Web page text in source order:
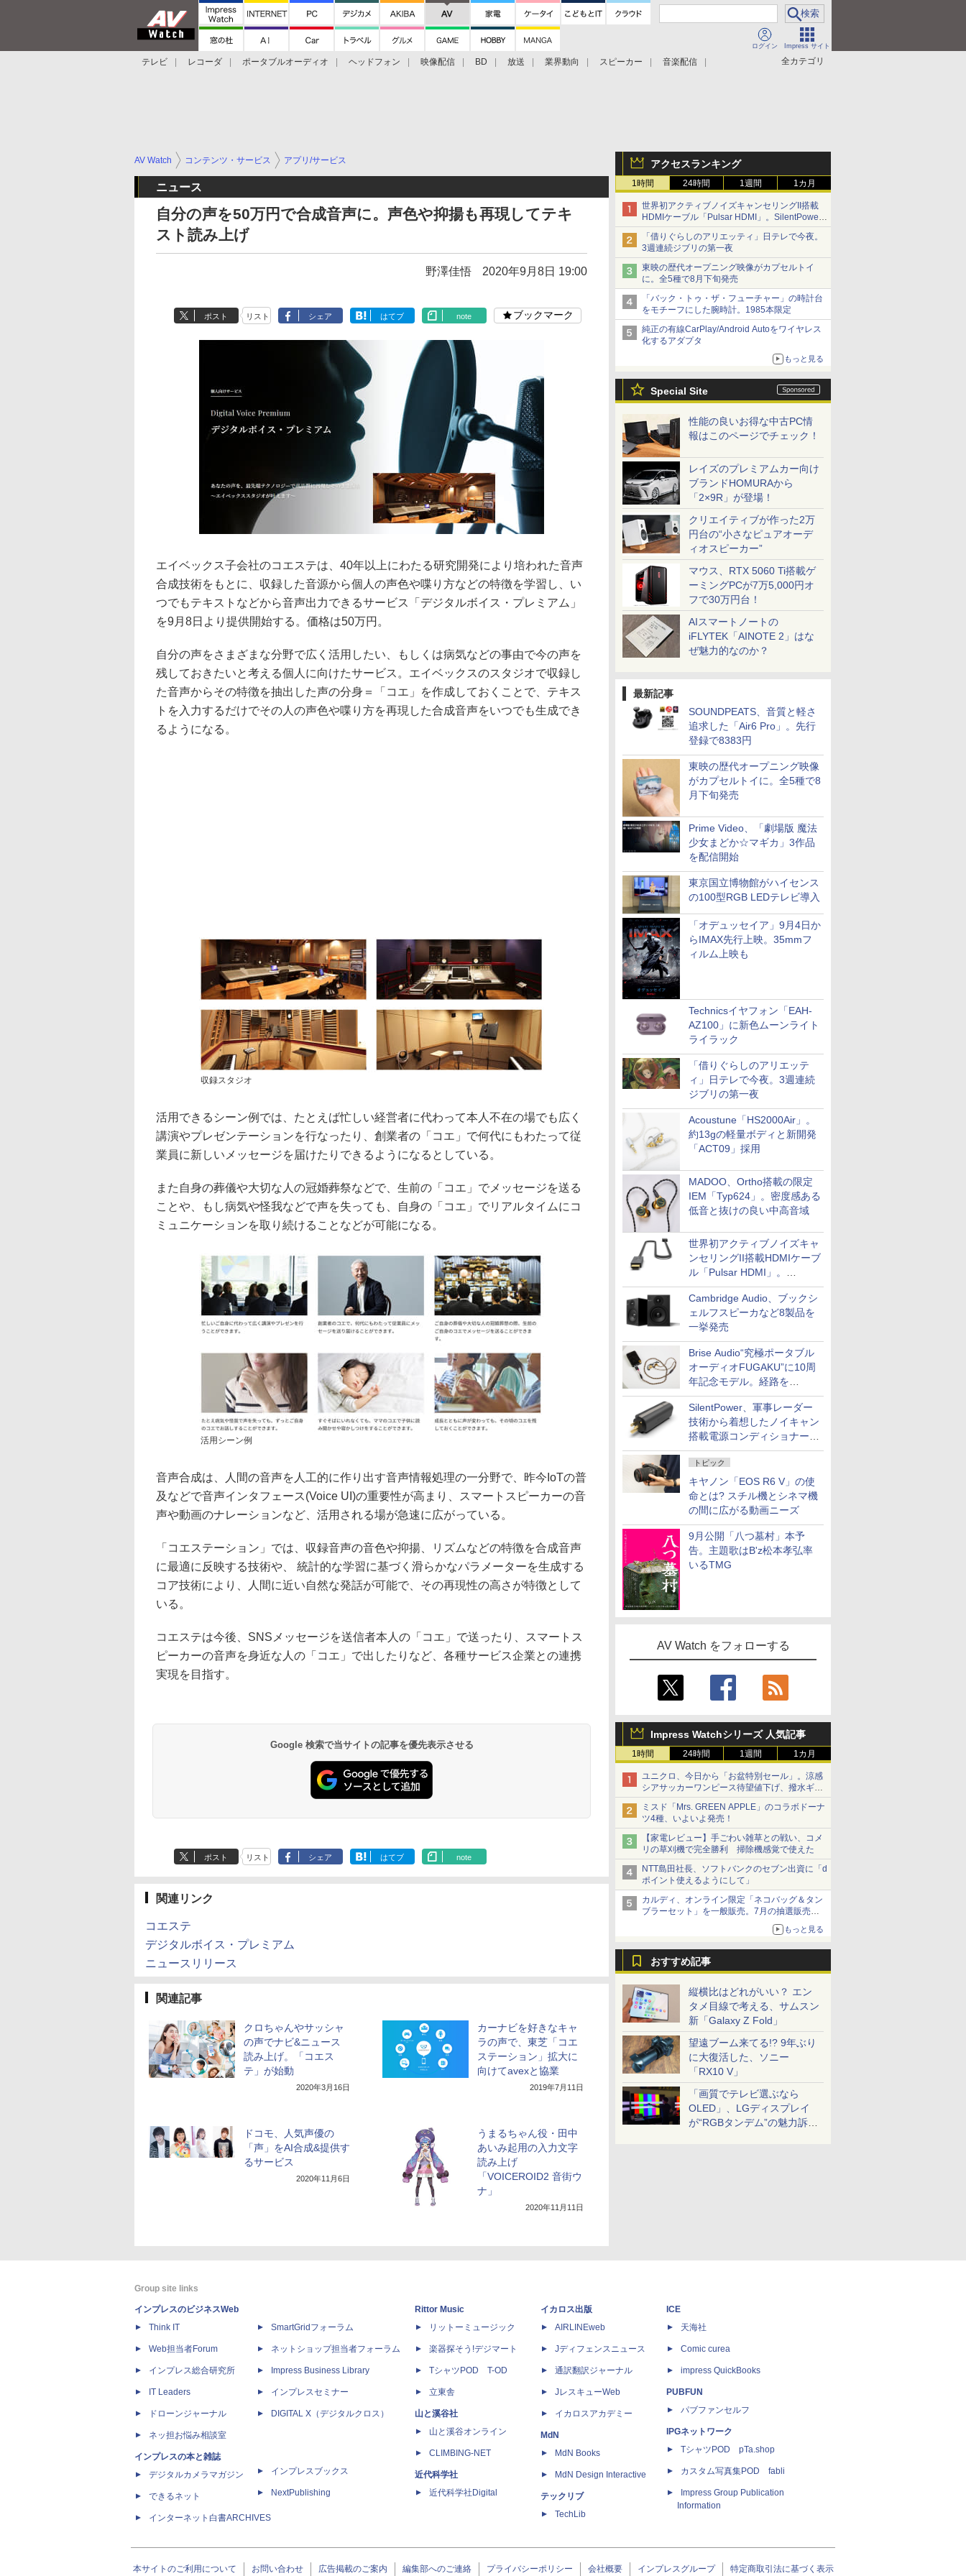
ログイン Impress サイト
全カテゴリ
テレビ レコーダ ポータブルオーディオ ヘッドフォン 映像配信 BD 放送 業界動向 スピーカー
音楽配信
アクセスランキング
1時間 24時間 1週間 1カ月
世界初アクティブノイズキャンセリングII搭載
HDMIケーブル「Pulsar HDMI」。SilentPower
から
「借りぐらしのアリエッティ」日テレで今夜。
3週連続ジブリの第一夜
東映の歴代オープニング映像がカプセルトイ
に。全5種で8月下旬発売
「バック・トゥ・ザ・フューチャー」の時計台
をモチーフにした腕時計。1985本限定
純正の有線CarPlay/Android Autoをワイヤレス
化するアダプタ
もっと見る
Special Site
性能の良いお得な中古PC情
報はこのページでチェック！
レイズのプレミアムカー向け
ブランドHOMURAから
「2×9R」が登場！
クリエイティブが作った2万
円台の“小さなピュアオーデ
ィオスピーカー”
マウス、RTX 5060 Ti搭載ゲ
ーミングPCが7万5,000円オ
フで30万円台！
AIスマートノートの
iFLYTEK「AINOTE 2」はな
ぜ魅力的なのか？
最新記事
SOUNDPEATS、音質と軽さ
追求した「Air6 Pro」。先行
登録で8383円
東映の歴代オープニング映像
がカプセルトイに。全5種で8
月下旬発売
Prime Video、「劇場版 魔法
少女まどか☆マギカ」3作品
を配信開始
東京国立博物館がハイセンス
の100型RGB LEDテレビ導入
「オデュッセイア」9月4日か
らIMAX先行上映。35mmフ
ィルム上映も
Technicsイヤフォン「EAH-
AZ100」に新色ムーンライト
ライラック
「借りぐらしのアリエッテ
ィ」日テレで今夜。3週連続
ジブリの第一夜
Acoustune「HS2000Air」。
約13gの軽量ボディと新開発
「ACT09」採用
MADOO、Ortho搭載の限定
IEM「Typ624」。密度感ある
低音と抜けの良い中高音域
世界初アクティブノイズキャ
ンセリングII搭載HDMIケーブ
ル「Pulsar HDMI」。
SilentPowerから
Cambridge Audio、ブックシ
ェルフスピーカなど8製品を
一挙発売
Brise Audio“究極ポータブル
オーディオFUGAKU”に10周
年記念モデル。経路を
NISHIKIで統一。400万円
SilentPower、軍事レーダー
技術から着想したノイキャン
搭載電源コンディショナー
「AC iPurifier2」
トピック
キヤノン「EOS R6 V」の使
命とは? スチル機とシネマ機
の間に広がる動画ニーズ
9月公開「八つ墓村」本予
告。主題歌はB'z松本孝弘率
いるTMG
AV Watch をフォローする
Impress Watchシリーズ 人気記事
1時間 24時間 1週間 1カ月
ユニクロ、今日から「お盆特別セール」。涼感
シアサッカーワンピース待望値下げ、撥水ギア
ショーツは1990円に
ミスド「Mrs. GREEN APPLE」のコラボドーナ
ツ4種、いよいよ発売！
【家電レビュー】手ごわい雑草との戦い、コメ
リの草刈機で完全勝利 掃除機感覚で使えた
NTT島田社長、ソフトバンクのセブン出資に「d
ポイント使えるようにして」
カルディ、オンライン限定「ネコバッグ＆タン
ブラーセット」を一般販売。7月の抽選販売の
もっと見る
おすすめ記事
縦横比はどれがいい？ エン
タメ目線で考える、サムスン
新「Galaxy Z Fold」
望遠ブーム来てる!? 9年ぶり
に大復活した、ソニー
「RX10 V」
「画質でテレビ選ぶなら
OLED」、LGディスプレイ
が“RGBタンデム”の魅力訴
AV Watch コンテンツ・サービス アプリ/サービス
ニュース
自分の声を50万円で合成音声に。声色や抑揚も再現してテキ
スト読み上げ
野澤佳悟 2020年9月8日 19:00
ポスト リスト シェア はてブ note ブックマーク
エイベックス子会社のコエステは、40年以上にわたる研究開発により培われた音声
合成技術をもとに、収録した音源から個人の声色や喋り方などの特徴を学習し、い
つでもテキストなどから音声出力できるサービス「デジタルボイス・プレミアム」
を9月8日より提供開始する。価格は50万円。
自分の声をさまざまな分野で広く活用したい、もしくは病気などの事由で今の声を
残しておきたいと考える個人に向けたサービス。エイベックスのスタジオで収録し
た音声からその特徴を抽出した声の分身＝「コエ」を作成しておくことで、テキス
トを入力するだけでその人の声色や喋り方を再現した合成音声をいつでも生成でき
るようになる。
収録スタジオ
活用できるシーン例では、たとえば忙しい経営者に代わって本人不在の場でも広く
講演やプレゼンテーションを行なったり、創業者の「コエ」で何代にもわたって従
業員に新しいメッセージを届けたりできるようになるとしている。
また自身の葬儀や大切な人の冠婚葬祭などで、生前の「コエ」でメッセージを送る
ことや、もし病気や怪我などで声を失っても、自身の「コエ」でリアルタイムにコ
ミュニケーションを取り続けることなどが可能になる。
活用シーン例
音声合成は、人間の音声を人工的に作り出す音声情報処理の一分野で、昨今IoTの普
及などで音声インタフェース(Voice UI)の重要性が高まり、スマートスピーカーの音
声や動画のナレーションなど、活用される場が急速に広がっている。
「コエステーション」では、収録音声の音色や抑揚、リズムなどの特徴を合成音声
に最適に反映する技術や、 統計的な学習に基づく滑らかなパラメーターを生成する
コア技術により、人間に近い自然な発話が可能で、その再現性の高さが特徴として
いる。
コエステは今後、SNSメッセージを送信者本人の「コエ」で送ったり、スマートス
ピーカーの音声を身近な人の「コエ」で出したりなど、各種サービス企業との連携
実現を目指す。
Google 検索で当サイトの記事を優先表示させる
ポスト リスト シェア はてブ note
関連リンク
コエステ
デジタルボイス・プレミアム
ニュースリリース
関連記事
クロちゃんやサッシャ
の声でナビ&ニュース
読み上げ。「コエス
テ」が始動
2020年3月16日
カーナビを好きなキャ
ラの声で、東芝「コエ
ステーション」拡大に
向けてavexと協業
2019年7月11日
ドコモ、人気声優の
「声」をAI合成&提供す
るサービス
2020年11月6日
うまるちゃん役・田中
あいみ起用の入力文字
読み上げ
「VOICEROID2 音街ウ
ナ」
2020年11月11日
Group site links
インプレスのビジネスWeb
Think IT
Web担当者Forum
インプレス総合研究所
IT Leaders
ドローンジャーナル
ネッ担お悩み相談室
インプレスの本と雑誌
デジタルカメラマガジン
できるネット
インターネット白書ARCHIVES
SmartGridフォーラム
ネットショップ担当者フォーラム
Impress Business Library
インプレスセミナー
DIGITAL X（デジタルクロス）
インプレスブックス
NextPublishing
Rittor Music
リットーミュージック
楽器探そう!デジマート
TシャツPOD T-OD
立東舎
山と溪谷社
山と溪谷オンライン
CLIMBING-NET
近代科学社
近代科学社Digital
イカロス出版
AIRLINEweb
Jディフェンスニュース
通訳翻訳ジャーナル
JレスキューWeb
イカロスアカデミー
MdN
MdN Books
MdN Design Interactive
テックリブ
TechLib
ICE
天海社
Comic curea
impress QuickBooks
PUBFUN
パブファンセルフ
IPGネットワーク
TシャツPOD pTa.shop
カスタム写真集POD fabli
Impress Group Publication
Information
本サイトのご利用について お問い合わせ 広告掲載のご案内 編集部へのご連絡 プライバシーポリシー 会社概要 インプレスグループ 特定商取引法に基づく表示